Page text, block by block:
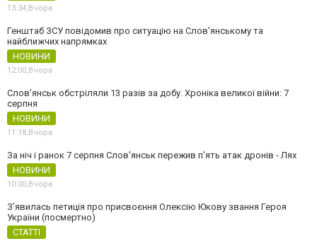
13:34,Вчора
Генштаб ЗСУ повідомив про ситуацію на Слов’янському та
найближчих напрямках
НОВИНИ
12:00,Вчора
Слов’янськ обстріляли 13 разів за добу. Хроніка великої війни: 7
серпня
НОВИНИ
11:18,Вчора
За ніч і ранок 7 серпня Слов'янськ пережив п'ять атак дронів - Лях
НОВИНИ
10:00,Вчора
З’явилась петиція про присвоєння Олексію Юкову звання Героя
України (посмертно)
СТАТТІ